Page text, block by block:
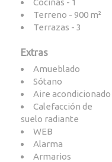
Cocinas - 1
Terreno - 900 m²
Terrazas - 3
Extras
Amueblado
Sótano
Aire acondicionado
Calefacción de
suelo radiante
WEB
Alarma
Armarios